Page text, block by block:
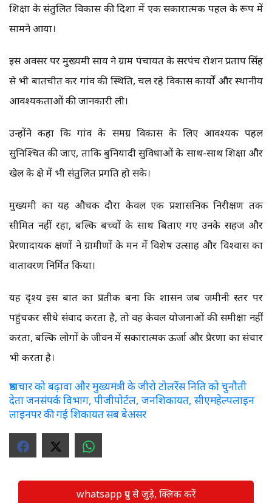
शिक्षा के संतुलित विकास की दिशा में एक सकारात्मक पहल के रूप में
सामने आया।
इस अवसर पर मुख्यमंत्री साय ने ग्राम पंचायत के सरपंच रोशन प्रताप सिंह
से भी बातचीत कर गांव की स्थिति, चल रहे विकास कार्यों और स्थानीय
आवश्यकताओं की जानकारी ली।
उन्होंने कहा कि गांव के समग्र विकास के लिए आवश्यक पहल
सुनिश्चित की जाए, ताकि बुनियादी सुविधाओं के साथ-साथ शिक्षा और
खेल के क्षेत्र में भी संतुलित प्रगति हो सके।
मुख्यमंत्री का यह औचक दौरा केवल एक प्रशासनिक निरीक्षण तक
सीमित नहीं रहा, बल्कि बच्चों के साथ बिताए गए उनके सहज और
प्रेरणादायक क्षणों ने ग्रामीणों के मन में विशेष उत्साह और विश्वास का
वातावरण निर्मित किया।
यह दृश्य इस बात का प्रतीक बना कि शासन जब जमीनी स्तर पर
पहुंचकर सीधे संवाद करता है, तो वह केवल योजनाओं की समीक्षा नहीं
करता, बल्कि लोगों के जीवन में सकारात्मक ऊर्जा और प्रेरणा का संचार
भी करता है।
भ्रष्टाचार को बढ़ावा और मुख्यमंत्री के जीरो टोलरेंस निति को चुनौती
देता जनसंपर्क विभाग, पीजीपोर्टल, जनशिकायत, सीएमहेल्पलाइन
लाइनपर की गई शिकायत सब बेअसर
whatsapp ग्रुप से जुड़े, क्लिक करें